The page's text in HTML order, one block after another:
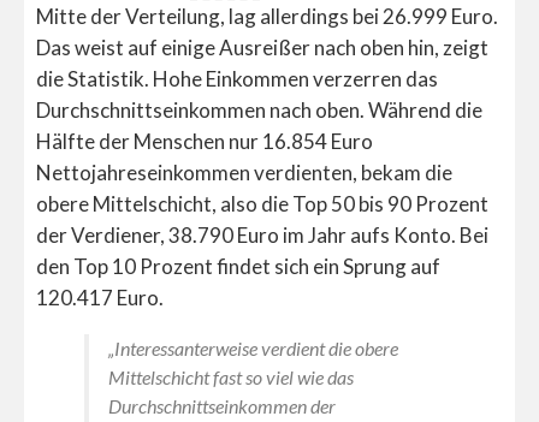
Mitte der Verteilung, lag allerdings bei 26.999 Euro.
Das weist auf einige Ausreißer nach oben hin, zeigt
die Statistik. Hohe Einkommen verzerren das
Durchschnittseinkommen nach oben. Während die
Hälfte der Menschen nur 16.854 Euro
Nettojahreseinkommen verdienten, bekam die
obere Mittelschicht, also die Top 50 bis 90 Prozent
der Verdiener, 38.790 Euro im Jahr aufs Konto. Bei
den Top 10 Prozent findet sich ein Sprung auf
120.417 Euro.
„Interessanterweise verdient die obere
Mittelschicht fast so viel wie das
Durchschnittseinkommen der